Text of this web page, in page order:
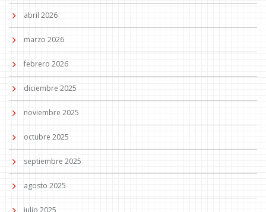
abril 2026
marzo 2026
febrero 2026
diciembre 2025
noviembre 2025
octubre 2025
septiembre 2025
agosto 2025
julio 2025